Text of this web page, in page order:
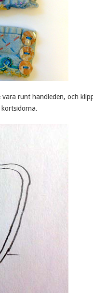
runt handleden, och